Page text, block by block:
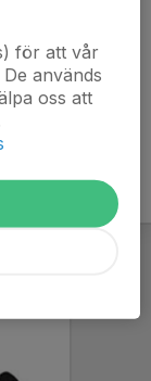
för att vår
används
oss att